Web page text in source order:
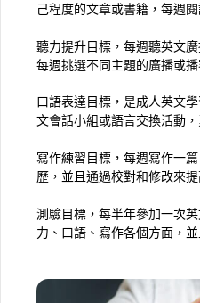
己程度的文章或書籍，每週
聽力提升目標，每週聽英文
每週挑選不同主題的廣播或
口語表達目標，是成人英文
文會話小組或語言交換活動
寫作練習目標，每週寫作一
歷，並且通過校對和修改來提
測驗目標，每半年參加一次
力、口語、寫作各個方面，